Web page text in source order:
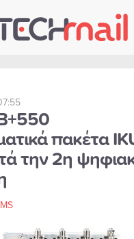
content
πακέτα
την 2η